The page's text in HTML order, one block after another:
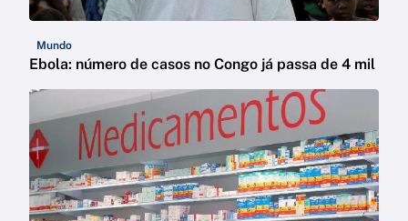
Mundo
Ebola: número de casos no Congo já passa de 4 mil